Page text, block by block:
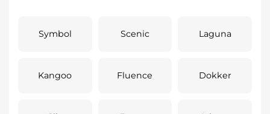
Symbol Scenic Laguna
Kangoo Fluence Dokker